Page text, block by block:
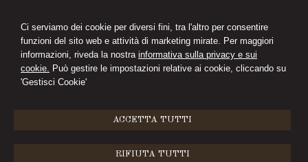
Ci serviamo dei cookie per diversi fini, tra l'altro per consentire
funzioni del sito web e attività di marketing mirate. Per maggiori
informazioni, riveda la nostra informativa sulla privacy e sui
cookie. Può gestire le impostazioni relative ai cookie, cliccando su
'Gestisci Cookie'
ACCETTA TUTTI
RIFIUTA TUTTI